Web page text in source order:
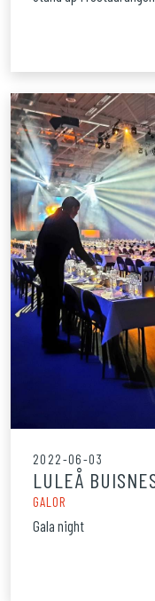
2022-06-03
LULEÅ
GALOR
Gala night